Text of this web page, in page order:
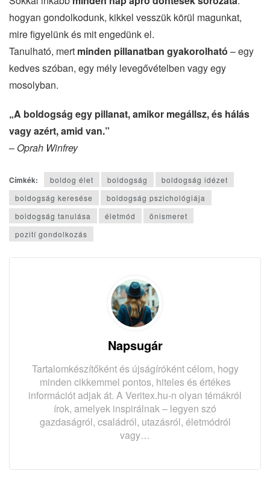
hogyan gondolkodunk, kikkel vesszük körül magunkat,
mire figyelünk és mit engedünk el.
Tanulható, mert minden pillanatban gyakorolható – egy
kedves szóban, egy mély levegővételben vagy egy
mosolyban.
„A boldogság egy pillanat, amikor megállsz, és hálás
vagy azért, amid van.”
– Oprah Winfrey
Címkék: boldog élet boldogság
boldogság idézet
boldogság keresése
boldogság pszichológiája
boldogság tanulása
életmód
önismeret
pozití gondolkozás
Napsugár
Tartalomkészítőként és újságíróként célom, hogy
minden cikkemmel pontos, hiteles és értékes
információt adjak át. A Veritex.hu-n olyan témákról
írok, amelyek inspirálnak – legyen szó
gazdaságról, családról, utazásról, életmódról
vagy…